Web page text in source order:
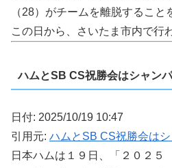
（28）がチームを離脱するこ
この日から、さいたま市内で行
ハムとSB CS祝勝会はシャン
日付: 2025/10/19 10:47
引用元: ハムとSB CS祝勝会は
日本ハムは１９日、「２０２